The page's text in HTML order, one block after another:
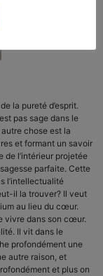
la pureté d’esprit.
pas sage dans le
chose est la
et formant un savoir
de l’intérieur projetée
parfaite. Cette
l’intellectualité
il la trouver? Il veut
au lieu du cœur.
vivre dans son cœur.
Il vit dans le
profondément une
autre raison, et
et plus on